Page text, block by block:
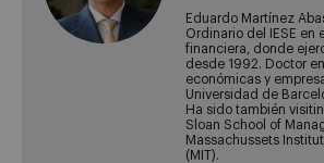
Eduardo Martínez
Ordinario del IESE en
financiera, donde
desde 1992. Doctor
económicas y
Universidad de
Ha sido también
Sloan School of
Massachussets
(MIT).